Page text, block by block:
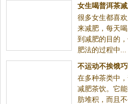
女生喝普洱茶
很多女生都喜
来减肥，每天
到减肥的目的
肥法的过程中...
不运动不挨饿
在多种茶类中
减肥茶饮。它
肪堆积，而且